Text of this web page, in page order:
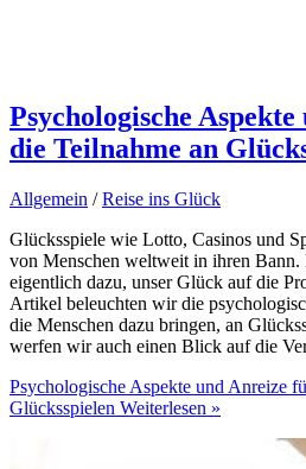
Psychologische
die Teilnahme an
Allgemein /Reise ins Glück
Glücksspiele wie Lotto, Casinos und
von Menschen weltweit in ihren
eigentlich dazu, unser Glück auf die
Artikel beleuchten wir die
die Menschen dazu bringen, an
werfen wir auch einen Blick auf die
Psychologische Aspekte und Anreize
Glücksspielen Weiterlesen »